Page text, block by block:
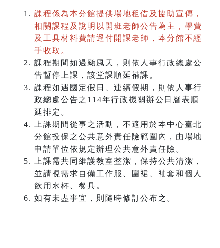
課程係為本分館提供場地租借及協助宣傳，
相關課程及說明以開班老師公告為主，學費
及工具材料費請逕付開課老師，本分館不經
手收取。
課程期間如遇颱風天，則依人事行政總處公
告暫停上課，該堂課順延補課。
課程如遇國定假日、連續假期，則依人事行
政總處公告之114年行政機關辦公日曆表順
延排定。
上課期間從事之活動，不適用於本中心臺北
分館投保之公共意外責任險範圍內，由場地
申請單位依規定辦理公共意外責任險。
上課需共同維護教室整潔，保持公共清潔，
並請視需求自備工作服、圍裙、袖套和個人
飲用水杯、餐具。
如有未盡事宜，則隨時修訂公布之。